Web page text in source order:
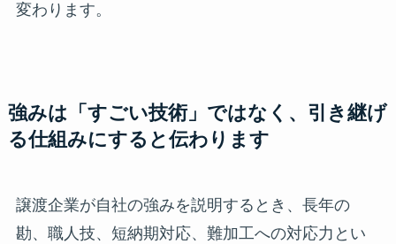
変わります。
強みは「すごい技術」ではなく、引き継げ
る仕組みにすると伝わります
譲渡企業が自社の強みを説明するとき、長年の
勘、職人技、短納期対応、難加工への対応力とい